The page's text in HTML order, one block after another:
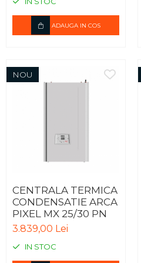
ADAUGA IN COS
NOU
CENTRALA TERMICA
CONDENSATIE ARCA
PIXEL MX 25/30 PN
3.839,00 Lei
IN STOC